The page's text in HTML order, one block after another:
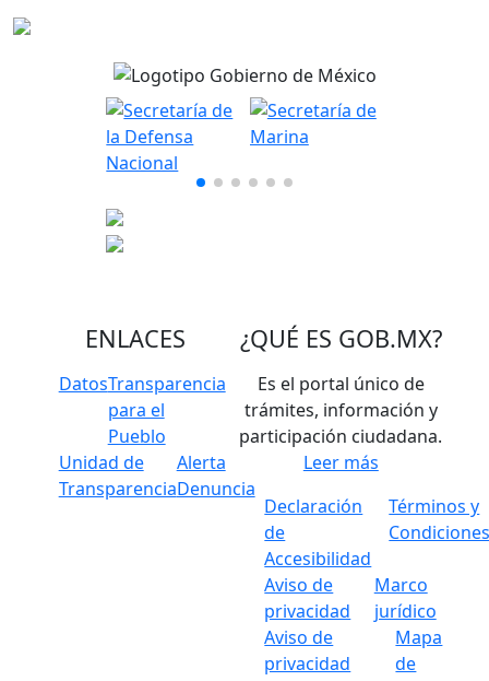
ENLACES
DatosTransparencia
para el
Pueblo
Unidad de
Transparencia
Alerta
Denuncia
¿QUÉ ES GOB.MX?
Es el portal único de
trámites, información y
participación ciudadana.
Leer más
Declaración
de
Accesibilidad
Términos y
Aviso de
privacidad
Marco
jurídico
Aviso de
privacidad
Mapa
de